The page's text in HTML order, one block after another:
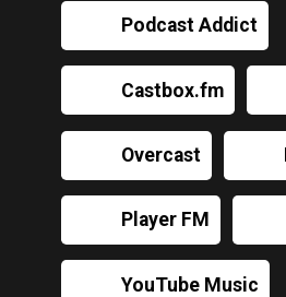
Podcast Addict
Castbox.fm
Overcast
Player FM
YouTube Music